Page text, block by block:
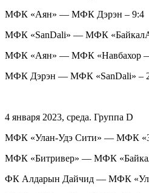
МФК «Аян» — МФК Дэрэн – 9:4
МФК «SanDali» — МФК
МФК «Аян» — МФК «Навбахор
МФК Дэрэн — МФК «SanDali» –
4 января 2023, среда. Группа D
МФК «Улан-Удэ Сити» — МФК
МФК «Битривер» — МФК
ФК Алдарын Дайчид — МФК